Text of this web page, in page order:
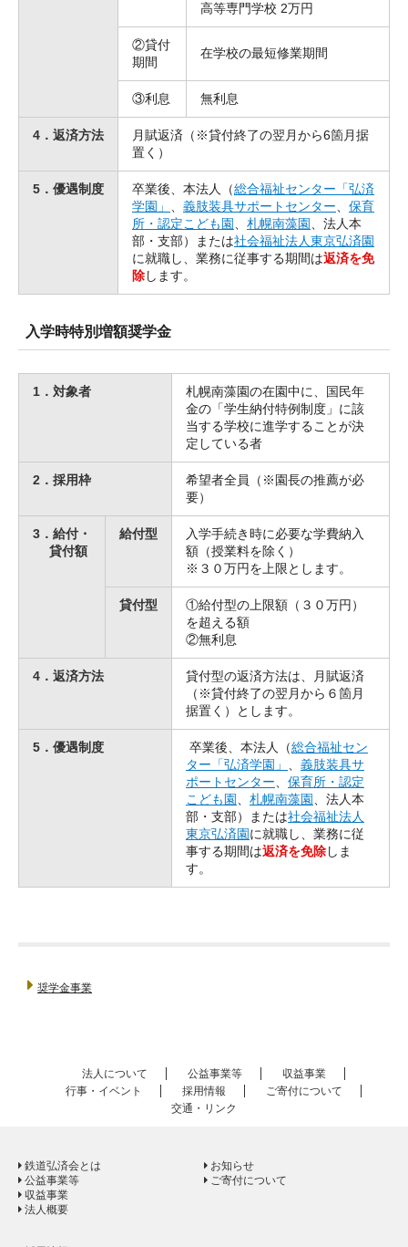
高等専門学校 2万円
②貸付
期間
在学校の最短修業期間
③利息 無利息
4．返済方法
月賦返済（※貸付終了の翌月から6箇月据
置く）
5．優遇制度 卒業後、本法人（総合福祉センター「弘済
学園」
義肢装具サポートセンター
保育
所・認定こども園
札幌南藻園
、法人本
部・支部）または社会福祉法人東京弘済園
に就職し、業務に従事する期間は返済を免
除します。
入学時特別増額奨学金
1．対象者
札幌南藻園の在園中に、国民年
金の「学生納付特例制度」に該
当する学校に進学することが決
定している者
2．採用枠
希望者全員（※園長の推薦が必
要）
3．給付・
貸付額
給付型
入学手続き時に必要な学費納入
額（授業料を除く）
※３０万円を上限とします。
貸付型
①給付型の上限額（３０万円）
を超える額
②無利息
4．返済方法
貸付型の返済方法は、月賦返済
（※貸付終了の翌月から６箇月
据置く）とします。
5．優遇制度 卒業後、本法人（総合福祉セン
ター「弘済学園」
義肢装具サ
ポートセンター
保育所・認定
こども園
札幌南藻園
、法人本
部・支部）または社会福祉法人
東京弘済園に就職し、業務に従
事する期間は返済を免除しま
す。
奨学金事業
法人について 公益事業等
収益事業
行事・イベント
採用情報
ご寄付について
交通・リンク
鉄道弘済会とは
公益事業等
収益事業
法人概要
お知らせ
ご寄付について